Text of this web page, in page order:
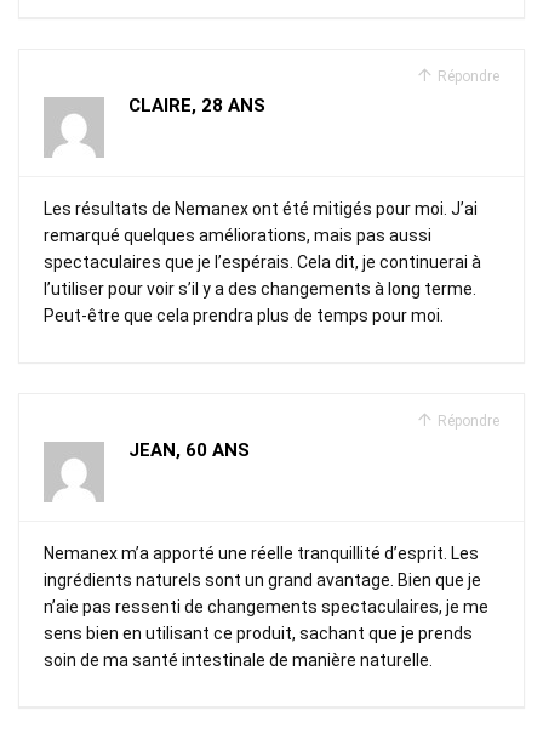
Répondre
CLAIRE, 28 ANS
Les résultats de Nemanex ont été mitigés pour moi. J’ai
remarqué quelques améliorations, mais pas aussi
spectaculaires que je l’espérais. Cela dit, je continuerai à
l’utiliser pour voir s’il y a des changements à long terme.
Peut-être que cela prendra plus de temps pour moi.
Répondre
JEAN, 60 ANS
Nemanex m’a apporté une réelle tranquillité d’esprit. Les
ingrédients naturels sont un grand avantage. Bien que je
n’aie pas ressenti de changements spectaculaires, je me
sens bien en utilisant ce produit, sachant que je prends
soin de ma santé intestinale de manière naturelle.